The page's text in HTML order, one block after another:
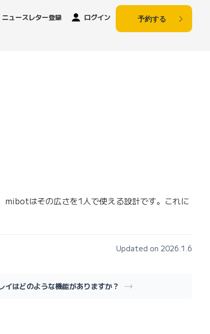
ニュースレター登録 ログイン 予約する
はその広さを1人で使える設計です。これに
Updated on 2026.1.6
イはどのような機能がありますか？